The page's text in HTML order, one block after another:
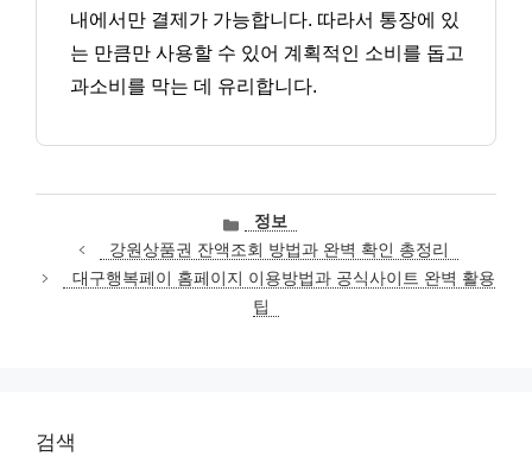
내에서만 결제가 가능합니다. 따라서 통장에 있
는 만큼만 사용할 수 있어 계획적인 소비를 돕고
과소비를 막는 데 유리합니다.
카
테
고
리
정보
강원상품권 잔액조회 방법과 완벽 확인 총정리
대구행복페이 홈페이지 이용방법과 공식사이트 완벽 활용
팁
검색